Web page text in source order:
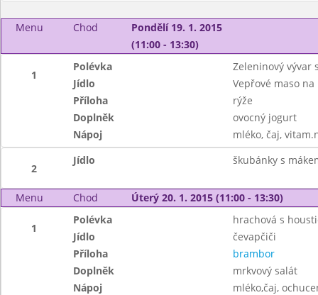
Menu Chod
Pondělí 19. 1. 2015
(11:00 - 13:30)
1
Polévka
Zeleninový vývar
Jídlo
Vepřové maso
Příloha
rýže
Doplněk
ovocný jogurt
Nápoj
mléko, čaj,
2
Jídlo škubánky s
Menu Chod Úterý 20. 1. 2015 (11:00 - 13:30)
1
Polévka
hrachová s
Jídlo
čevapčiči
Příloha
brambor
Doplněk
mrkvový salát
Nápoj
mléko,čaj,